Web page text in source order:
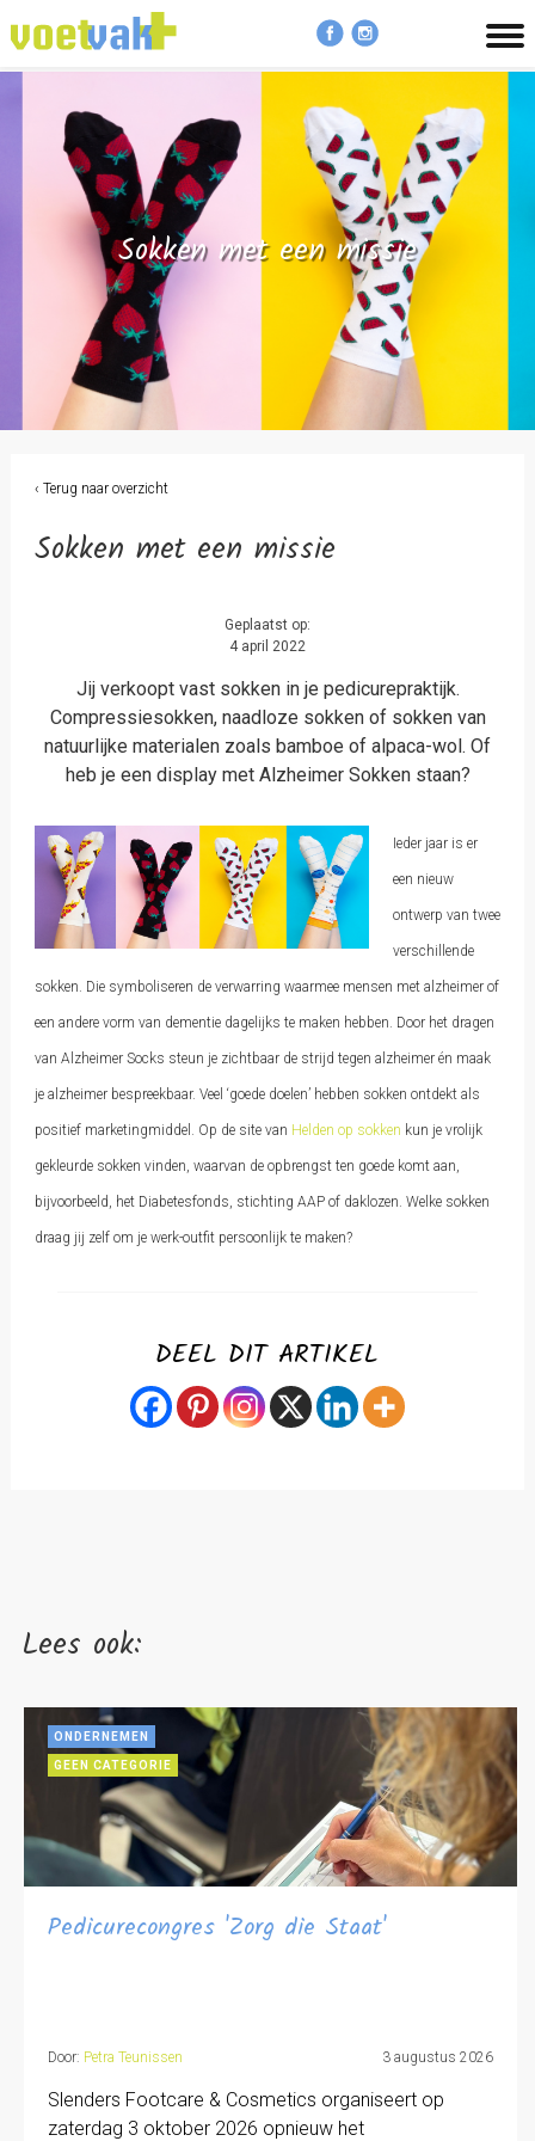
Sokken met een missie
‹ Terug naar overzicht
Sokken met een missie
Geplaatst op:
4 april 2022
Jij verkoopt vast sokken in je pedicurepraktijk.
Compressiesokken, naadloze sokken of sokken van
natuurlijke materialen zoals bamboe of alpaca-wol. Of
heb je een display met Alzheimer Sokken staan?
Ieder jaar is er
een nieuw
ontwerp van twee
verschillende
sokken. Die symboliseren de verwarring waarmee mensen met alzheimer of
een andere vorm van dementie dagelijks te maken hebben. Door het dragen
van Alzheimer Socks steun je zichtbaar de strijd tegen alzheimer én maak
je alzheimer bespreekbaar. Veel ‘goede doelen’ hebben sokken ontdekt als
positief marketingmiddel. Op de site van Helden op sokken kun je vrolijk
gekleurde sokken vinden, waarvan de opbrengst ten goede komt aan,
bijvoorbeeld, het Diabetesfonds, stichting AAP of daklozen. Welke sokken
draag jij zelf om je werk-outfit persoonlijk te maken?
DEEL DIT ARTIKEL
Lees ook:
ONDERNEMEN
GEEN CATEGORIE
Pedicurecongres 'Zorg die Staat'
Door: Petra Teunissen 3 augustus 2026
Slenders Footcare & Cosmetics organiseert op
zaterdag 3 oktober 2026 opnieuw het